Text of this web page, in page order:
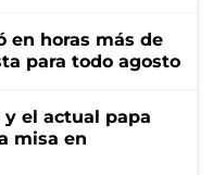
en horas más de
para todo agosto
el actual papa
misa en